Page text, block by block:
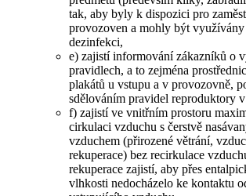
tak, aby byly k dispozici pro
provozoven a mohly být
dezinfekci,
e) zajistí informování zákazníků o
pravidlech, a to zejména
plakátů u vstupu a v provozovně,
sdělováním pravidel reproduktory
f) zajistí ve vnitřním prostoru
cirkulaci vzduchu s čerstvě
vzduchem (přirozené větrání,
rekuperace) bez recirkulace
rekuperace zajistí, aby přes
vlhkosti nedocházelo ke kontaktu